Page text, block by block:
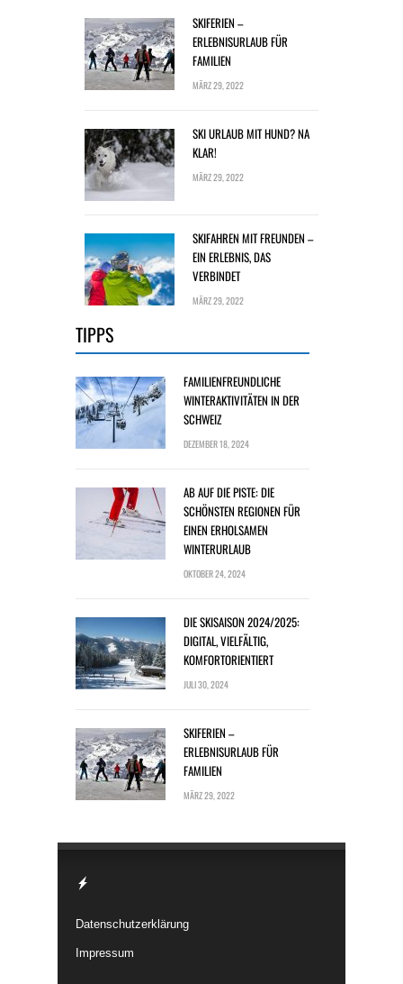
SKIFERIEN –
ERLEBNISURLAUB FÜR
FAMILIEN
MÄRZ 29, 2022
SKI URLAUB MIT HUND? NA
KLAR!
MÄRZ 29, 2022
SKIFAHREN MIT FREUNDEN –
EIN ERLEBNIS, DAS
VERBINDET
MÄRZ 29, 2022
TIPPS
FAMILIENFREUNDLICHE
WINTERAKTIVITÄTEN IN DER
SCHWEIZ
DEZEMBER 18, 2024
AB AUF DIE PISTE: DIE
SCHÖNSTEN REGIONEN FÜR
EINEN ERHOLSAMEN
WINTERURLAUB
OKTOBER 24, 2024
DIE SKISAISON 2024/2025:
DIGITAL, VIELFÄLTIG,
KOMFORTORIENTIERT
JULI 30, 2024
SKIFERIEN –
ERLEBNISURLAUB FÜR
FAMILIEN
MÄRZ 29, 2022
Datenschutzerklärung
Impressum